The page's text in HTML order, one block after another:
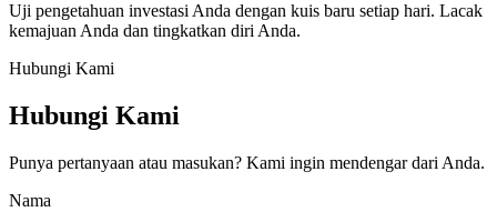
Uji pengetahuan investasi Anda dengan kuis baru setiap hari. Lacak
kemajuan Anda dan tingkatkan diri Anda.
Hubungi Kami
Hubungi Kami
Punya pertanyaan atau masukan? Kami ingin mendengar dari Anda.
Nama